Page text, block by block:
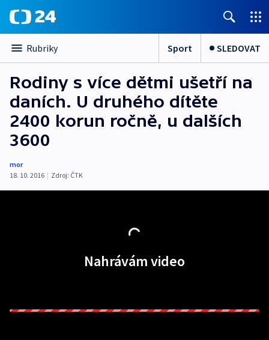
Rubriky Sport SLEDOVAT
Rodiny s více dětmi ušetří na
daních. U druhého dítěte
2400 korun ročně, u dalších
3600
mor
18. 10. 2016 | Zdroj: ČTK
Nahrávám video